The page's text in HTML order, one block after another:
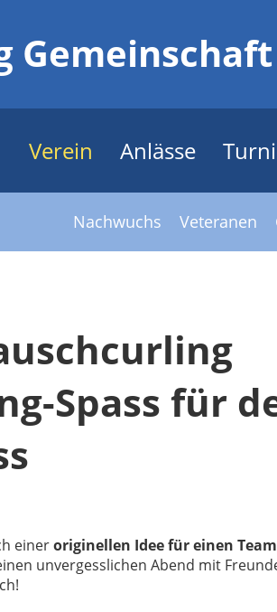
Verein Anlässe
Nachwuchs Veteranen
Spass für
eineroriginellen Idee für einen
unvergesslichen Abend mit